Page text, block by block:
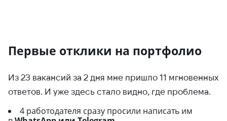
Первые отклики на портфолио
Из 23 вакансий за 2 дня мне пришло 11 мгновенных
ответов. И уже здесь стало видно, где проблема.
4 работодателя сразу просили написать им